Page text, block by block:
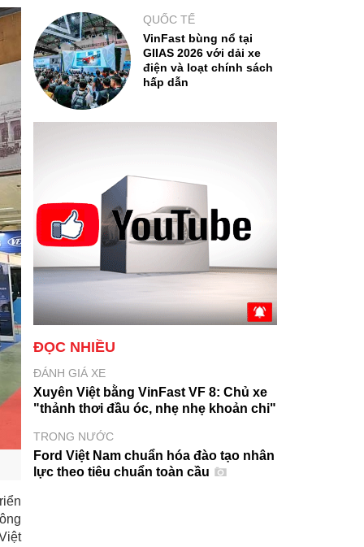
QUỐC TẾ
VinFast bùng nổ tại
GIIAS 2026 với dải xe
điện và loạt chính sách
hấp dẫn
ĐỌC NHIỀU
ĐÁNH GIÁ XE
Xuyên Việt bằng VinFast VF 8: Chủ xe
"thảnh thơi đầu óc, nhẹ nhẹ khoản chi"
TRONG NƯỚC
Ford Việt Nam chuẩn hóa đào tạo nhân
lực theo tiêu chuẩn toàn cầu